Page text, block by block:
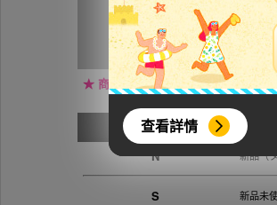
查看詳情
コメント
管理コード
★ 商品詳細の追記・訂正をする場合
N 新品（
S 新品未